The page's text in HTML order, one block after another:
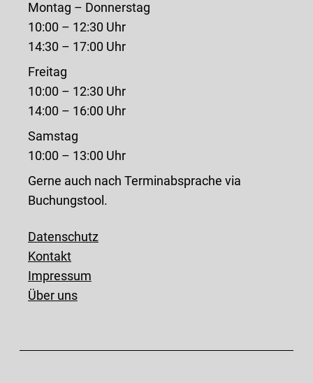
Montag – Donnerstag
10:00 – 12:30 Uhr
14:30 – 17:00 Uhr
Freitag
10:00 – 12:30 Uhr
14:00 – 16:00 Uhr
Samstag
10:00 – 13:00 Uhr
Gerne auch nach Terminabsprache via
Buchungstool.
Datenschutz
Kontakt
Impressum
Über uns